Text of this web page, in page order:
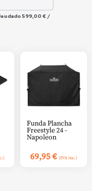
599,00 € /
Funda Plancha
Freestyle 24 -
Napoleon
69,95€ (IVA inc.)